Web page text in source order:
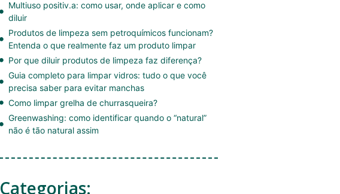
Multiuso positiv.a: como usar, onde aplicar e como
diluir
Produtos de limpeza sem petroquímicos funcionam?
Entenda o que realmente faz um produto limpar
Por que diluir produtos de limpeza faz diferença?
Guia completo para limpar vidros: tudo o que você
precisa saber para evitar manchas
Como limpar grelha de churrasqueira?
Greenwashing: como identificar quando o “natural”
não é tão natural assim
Categorias: